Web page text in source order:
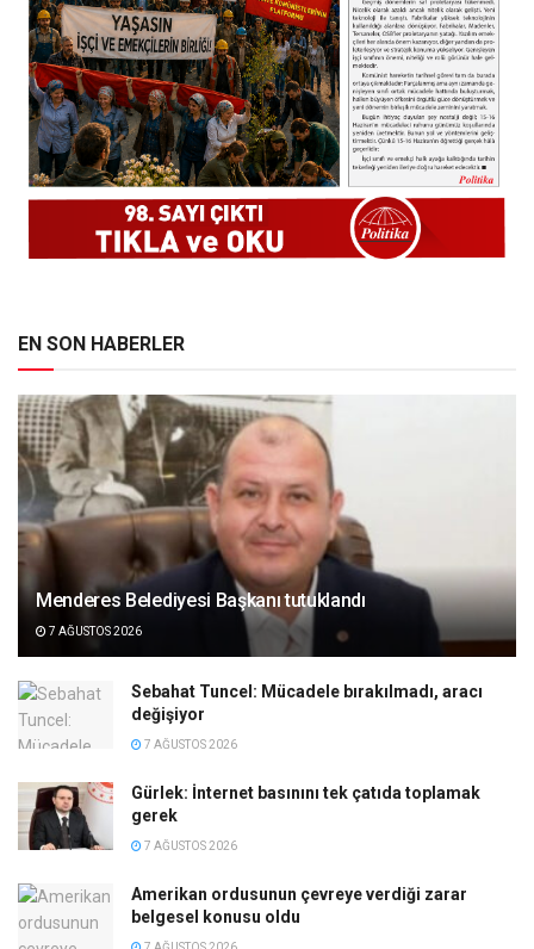
EN SON HABERLER
Menderes Belediyesi Başkanı tutuklandı
7 AĞUSTOS 2026
Sebahat Tuncel: Mücadele bırakılmadı, aracı
değişiyor
7 AĞUSTOS 2026
Gürlek: İnternet basınını tek çatıda toplamak
gerek
7 AĞUSTOS 2026
Amerikan ordusunun çevreye verdiği zarar
belgesel konusu oldu